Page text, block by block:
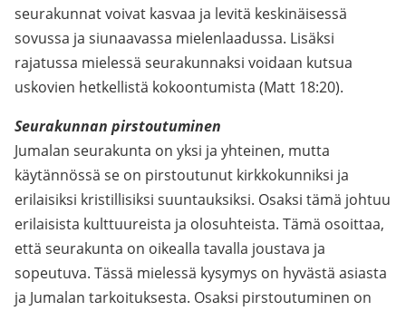
seurakunnat voivat kasvaa ja levitä keskinäisessä
sovussa ja siunaavassa mielenlaadussa. Lisäksi
rajatussa mielessä seurakunnaksi voidaan kutsua
uskovien hetkellistä kokoontumista (Matt 18:20).
Seurakunnan pirstoutuminen
Jumalan seurakunta on yksi ja yhteinen, mutta
käytännössä se on pirstoutunut kirkkokunniksi ja
erilaisiksi kristillisiksi suuntauksiksi. Osaksi tämä johtuu
erilaisista kulttuureista ja olosuhteista. Tämä osoittaa,
että seurakunta on oikealla tavalla joustava ja
sopeutuva. Tässä mielessä kysymys on hyvästä asiasta
ja Jumalan tarkoituksesta. Osaksi pirstoutuminen on